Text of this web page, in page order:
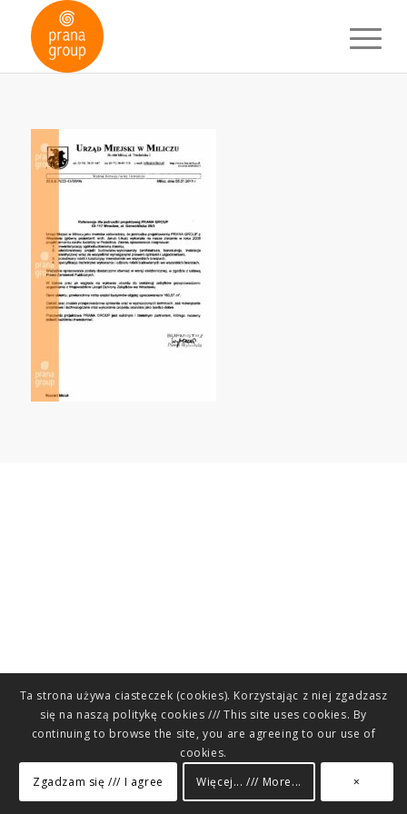
Ta strona używa ciasteczek (cookies). Korzystając z niej zgadzasz
się na naszą politykę cookies /// This site uses cookies. By
continuing to browse the site, you are agreeing to our use of
cookies.
Zgadzam się /// I agree
Więcej... /// More... ×